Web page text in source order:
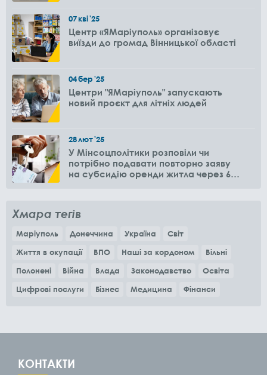
07кві'25
Центр «ЯМаріуполь» організовує
виїзди до громад Вінницької області
04бер'25
Центри "ЯМаріуполь" запускають
новий проєкт для літніх людей
28лют'25
У Мінсоцполітики розповіли чи
потрібно подавати повторно заяву
на субсидію оренди житла через 6
Хмара тегів
Маріуполь Донеччина Україна
Світ
Життя в окупації
ВПО Наші за кордоном
Вільні
Полонені
Війна Влада Законодавство
Освіта
Цифрові послуги
Бізнес Медицина Фінанси
КОНТАКТИ